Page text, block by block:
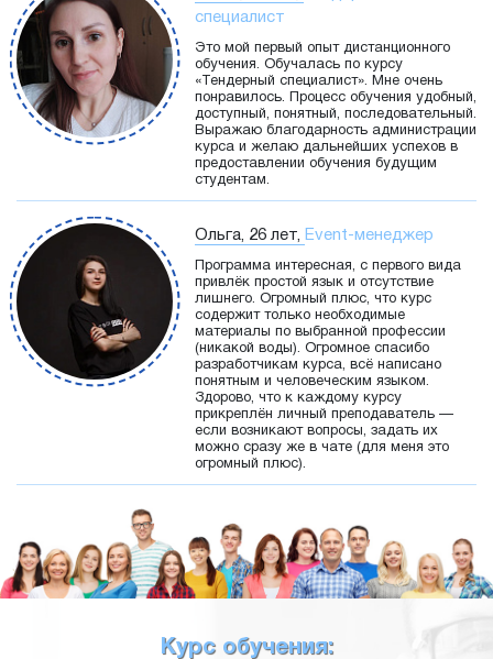
специалист
Это мой первый опыт дистанционного
обучения. Обучалась по курсу
«Тендерный специалист». Мне очень
понравилось. Процесс обучения удобный,
доступный, понятный, последовательный.
Выражаю благодарность администрации
курса и желаю дальнейших успехов в
предоставлении обучения будущим
студентам.
Ольга, 26 лет, Event-менеджер
Программа интересная, с первого вида
привлёк простой язык и отсутствие
лишнего. Огромный плюс, что курс
содержит только необходимые
материалы по выбранной профессии
(никакой воды). Огромное спасибо
разработчикам курса, всё написано
понятным и человеческим языком.
Здорово, что к каждому курсу
прикреплён личный преподаватель —
если возникают вопросы, задать их
можно сразу же в чате (для меня это
огромный плюс).
Курс обучения: